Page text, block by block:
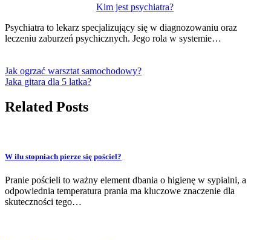
Kim jest psychiatra?
Psychiatra to lekarz specjalizujący się w diagnozowaniu oraz
leczeniu zaburzeń psychicznych. Jego rola w systemie…
Jak ogrzać warsztat samochodowy?
Jaka gitara dla 5 latka?
Related Posts
W ilu stopniach pierze się pościel?
Pranie pościeli to ważny element dbania o higienę w sypialni, a
odpowiednia temperatura prania ma kluczowe znaczenie dla
skuteczności tego…